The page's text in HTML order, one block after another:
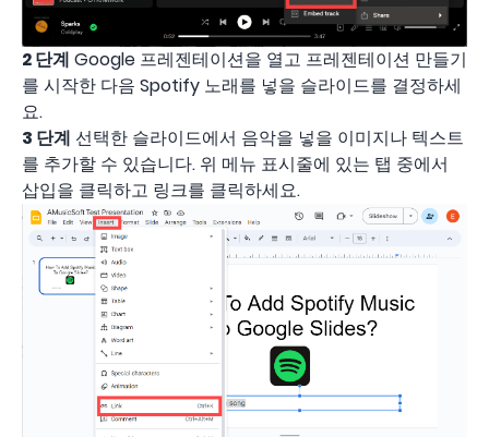
2 단계 Google 프레젠테이션을 열고 프레젠테이션 만들기
를 시작한 다음 Spotify 노래를 넣을 슬라이드를 결정하세
요.
3 단계 선택한 슬라이드에서 음악을 넣을 이미지나 텍스트
를 추가할 수 있습니다. 위 메뉴 표시줄에 있는 탭 중에서
삽입을 클릭하고 링크를 클릭하세요.